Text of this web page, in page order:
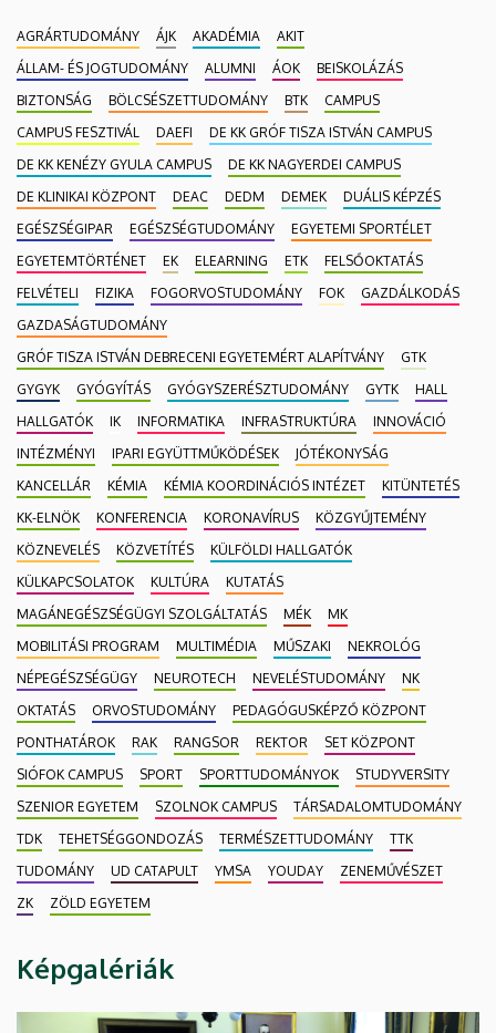
AGRÁRTUDOMÁNY ÁJK AKADÉMIA
AKIT
ÁLLAM- ÉS JOGTUDOMÁNY
ALUMNI ÁOK
BEISKOLÁZÁS
BIZTONSÁG
BÖLCSÉSZETTUDOMÁNY BTK
CAMPUS
CAMPUS FESZTIVÁL
DAEFI
DE KK GRÓF TISZA ISTVÁN CAMPUS
DE KK KENÉZY GYULA CAMPUS
DE KK NAGYERDEI CAMPUS
DE KLINIKAI KÖZPONT
DEAC DEDM DEMEK
DUÁLIS KÉPZÉS
EGÉSZSÉGIPAR
EGÉSZSÉGTUDOMÁNY
EGYETEMI SPORTÉLET
EGYETEMTÖRTÉNET
EK ELEARNING ETK
FELSŐOKTATÁS
FELVÉTELI
FIZIKA FOGORVOSTUDOMÁNY FOK
GAZDÁLKODÁS
GAZDASÁGTUDOMÁNY
GRÓF TISZA ISTVÁN DEBRECENI EGYETEMÉRT ALAPÍTVÁNY
GTK
GYGYK
GYÓGYÍTÁS GYÓGYSZERÉSZTUDOMÁNY GYTK
HALL
HALLGATÓK
IK INFORMATIKA INFRASTRUKTÚRA
INNOVÁCIÓ
INTÉZMÉNYI
IPARI EGYÜTTMŰKÖDÉSEK
JÓTÉKONYSÁG
KANCELLÁR
KÉMIA KÉMIA KOORDINÁCIÓS INTÉZET
KITÜNTETÉS
KK-ELNÖK
KONFERENCIA KORONAVÍRUS
KÖZGYŰJTEMÉNY
KÖZNEVELÉS
KÖZVETÍTÉS
KÜLFÖLDI HALLGATÓK
KÜLKAPCSOLATOK
KULTÚRA
KUTATÁS
MAGÁNEGÉSZSÉGÜGYI SZOLGÁLTATÁS
MÉK
MK
MOBILITÁSI PROGRAM
MULTIMÉDIA MŰSZAKI
NEKROLÓG
NÉPEGÉSZSÉGÜGY
NEUROTECH NEVELÉSTUDOMÁNY
NK
OKTATÁS
ORVOSTUDOMÁNY
PEDAGÓGUSKÉPZŐ KÖZPONT
PONTHATÁROK
RAK RANGSOR REKTOR
SET KÖZPONT
SIÓFOK CAMPUS
SPORT SPORTTUDOMÁNYOK
STUDYVERSITY
SZENIOR EGYETEM
SZOLNOK CAMPUS
TÁRSADALOMTUDOMÁNY
TDK
TEHETSÉGGONDOZÁS TERMÉSZETTUDOMÁNY
TTK
TUDOMÁNY
UD CATAPULT YMSA YOUDAY
ZENEMŰVÉSZET
ZK
ZÖLD EGYETEM
Képgalériák